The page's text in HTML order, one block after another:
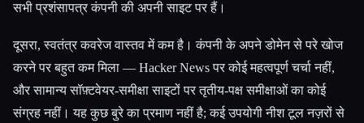
सभी प्रशंसापत्र कंपनी की अपनी साइट पर हैं।
दूसरा, स्वतंत्र कवरेज वास्तव में कम है। कंपनी के अपने डोमेन से परे खोज
करने पर बहुत कम मिला — Hacker News पर कोई महत्वपूर्ण चर्चा नहीं,
और सामान्य सॉफ़्टवेयर-समीक्षा साइटों पर तृतीय-पक्ष समीक्षाओं का कोई
संग्रह नहीं। यह कुछ बुरे का प्रमाण नहीं है; कई उपयोगी नीश टूल नज़रों से